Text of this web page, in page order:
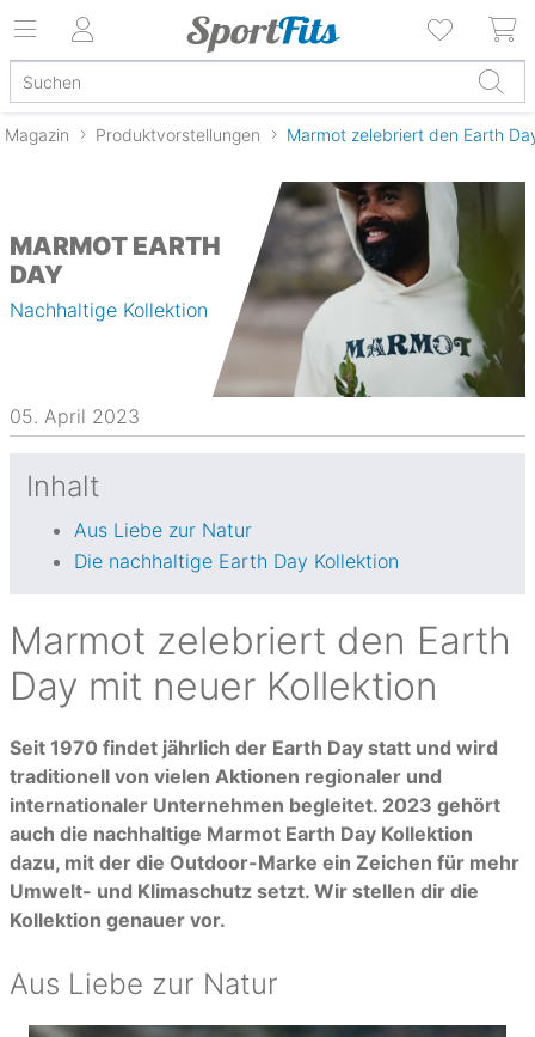
Magazin Produktvorstellungen Marmot zelebriert den Earth
MARMOT EARTH
DAY
Nachhaltige Kollektion
05. April 2023
Inhalt
Aus Liebe zur Natur
Die nachhaltige Earth Day Kollektion
Marmot zelebriert den Earth
Day mit neuer Kollektion
Seit 1970 findet jährlich der Earth Day statt und wird
traditionell von vielen Aktionen regionaler und
internationaler Unternehmen begleitet. 2023 gehört
auch die nachhaltige Marmot Earth Day Kollektion
dazu, mit der die Outdoor-Marke ein Zeichen für mehr
Umwelt- und Klimaschutz setzt. Wir stellen dir die
Kollektion genauer vor.
Aus Liebe zur Natur